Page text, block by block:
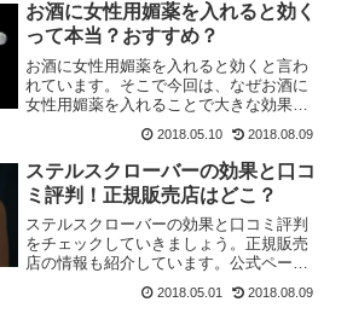
お酒に女性用媚薬を入れると効く
って本当？おすすめ？
お酒に女性用媚薬を入れると効くと言わ
れています。そこで今回は、なぜお酒に
女性用媚薬を入れることで大きな効果を
ひ、参考にしてみてください！
2018.05.10 2018.08.09
ステルスクローバーの効果と口コ
ミ評判！正規販売店はどこ？
ステルスクローバーの効果と口コミ評判
をチェックしていきましょう。正規販売
店の情報も紹介しています。公式ページ
から注文すると効果がある本物の媚薬を
お得に買えます。 2018.05.01 2018.08.09